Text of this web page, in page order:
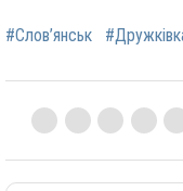
#Слов’янськ